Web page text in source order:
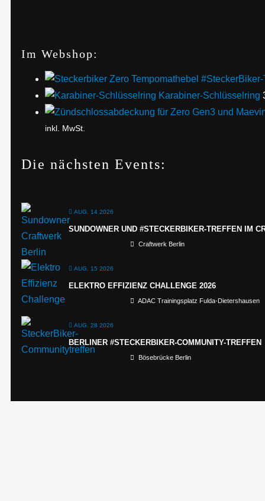
Im Webshop:
Karabiner-Schlüsselring
inkl. MwSt.
Die nächsten Events:
AUG. 14 2026
SUNDOWNER UND #STECKERBIKER-TREFFEN IM
Craftwerk Berlin
AUG. 15 2026
ELEKTRO EFFIZIENZ CHALLENGE 2026
ADAC Trainingsplatz Fulda-Dietershausen
AUG. 28 2026
BERLINER #STECKERBIKER-COMMUNITY-TREFFEN
Bösebrücke Berlin